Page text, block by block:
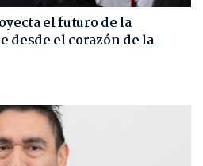
el futuro de la
desde el corazón de la